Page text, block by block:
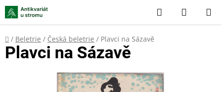
Přejít
na
obsah
Hledat
KOŠÍK
Domů
/ Beletrie / Česká beletrie / Plavci na Sázavě
Plavci na Sázavě